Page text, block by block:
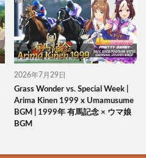
2026年7月29日
Grass Wonder vs. Special Week |
Arima Kinen 1999 x Umamusume
BGM | 1999年 有馬記念 × ウマ娘
BGM